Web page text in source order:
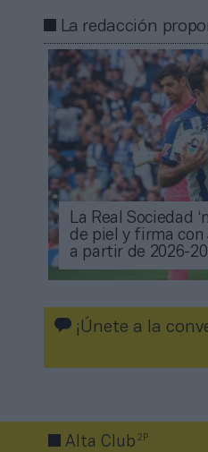
La redacción
La Real Sociedad
de piel y firma con
a partir de 2026-
¡Únete a la
Alta Club2P